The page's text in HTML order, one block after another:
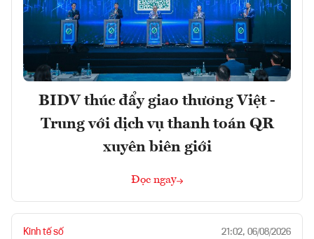
BIDV thúc đẩy giao thương Việt -
Trung với dịch vụ thanh toán QR
xuyên biên giới
Đọc ngay
Kinh tế số 21:02, 06/08/2026